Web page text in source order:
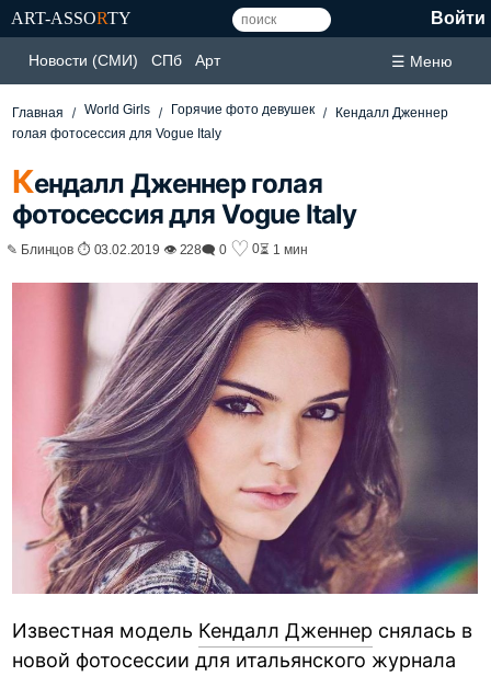
ART-ASSORTY Войти
Новости (СМИ) СПб Арт ☰ Меню
Главная World Girls Горячие фото девушек
Кендалл Дженнер
голая фотосессия для Vogue Italy
Кендалл Дженнер голая
фотосессия для Vogue Italy
✎ Блинцов ⏱ 03.02.2019 👁 228🗨 0 ♡ 0⏳ 1 мин
Известная модель Кендалл Дженнер снялась в
новой фотосессии для итальянского журнала